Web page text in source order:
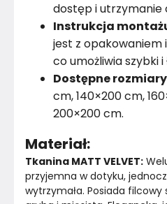
dostęp i utrzymanie
Instrukcja
jest z opakowaniem
co umożliwia szybki
Dostępne
cm, 140×200 cm,
200×200 cm.
Materiał:
Tkanina MATT VELVET:
przyjemna w dotyku,
wytrzymała. Posiada filcowy